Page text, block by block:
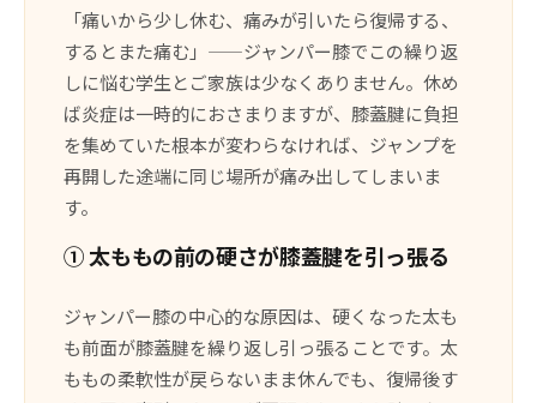
「痛いから少し休む、痛みが引いたら復帰する、
するとまた痛む」——ジャンパー膝でこの繰り返
しに悩む学生とご家族は少なくありません。休め
ば炎症は一時的におさまりますが、膝蓋腱に負担
を集めていた根本が変わらなければ、ジャンプを
再開した途端に同じ場所が痛み出してしまいま
す。
① 太ももの前の硬さが膝蓋腱を引っ張る
ジャンパー膝の中心的な原因は、硬くなった太も
も前面が膝蓋腱を繰り返し引っ張ることです。太
ももの柔軟性が戻らないまま休んでも、復帰後す